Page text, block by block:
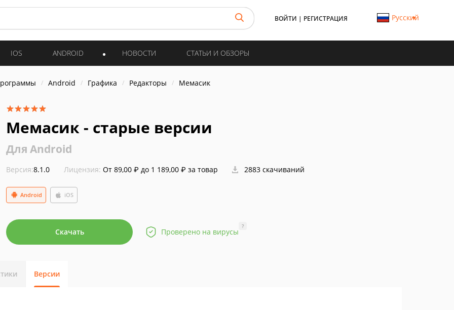
ВОЙТИ | РЕГИСТРАЦИЯ Русский
IOS ANDROID НОВОСТИ СТАТЬИ И ОБЗОРЫ
Android Графика Редакторы Мемасик
Мемасик - старые версии
Для Android
Версия:8.1.0 Лицензия: От 89,00 ₽ до 1 189,00 ₽ за товар 2883 скачиваний
Android iOS
Скачать Проверено на вирусы
?
Версии